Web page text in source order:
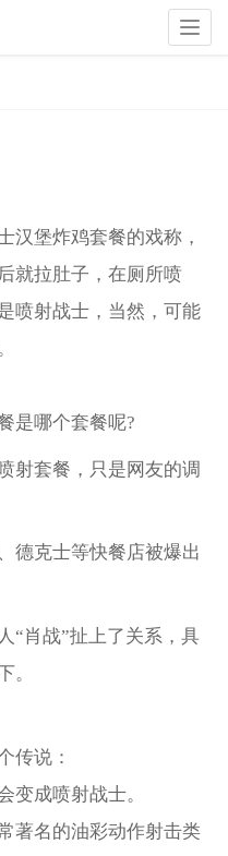
汉堡炸鸡套餐的戏称，
就拉肚子，在厕所喷
喷射战士，当然，可能
是哪个套餐呢?
射套餐，只是网友的调
德克士等快餐店被爆出
“肖战”扯上了关系，具
。
传说：
变成喷射战士。
著名的油彩动作射击类